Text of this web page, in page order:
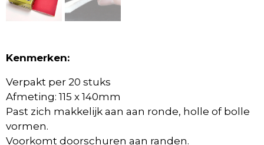
Kenmerken:
Verpakt per 20 stuks
Afmeting: 115 x 140mm
Past zich makkelijk aan aan ronde, holle of bolle
vormen.
Voorkomt doorschuren aan randen.